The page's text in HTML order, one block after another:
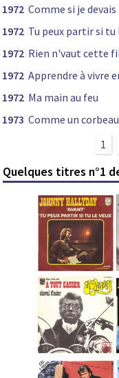
1972 Comme si je
1972 Tu peux partir si tu
1972 Rien n'vaut cette
1972 Apprendre à vivre
1972 Ma main au feu
1973 Comme un
1
Quelques titres n°1